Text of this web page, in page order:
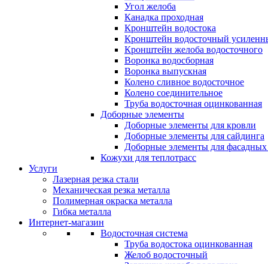
Угол желоба
Канадка проходная
Кронштейн водостока
Кронштейн водосточный
Кронштейн желоба водосточного
Воронка водосборная
Воронка выпускная
Колено сливное водосточное
Колено соединительное
Труба водосточная оцинкованная
Доборные элементы
Доборные элементы для кровли
Доборные элементы для сайдинга
Доборные элементы для фасадных
Кожухи для теплотрасс
Услуги
Лазерная резка стали
Механическая резка металла
Полимерная окраска металла
Гибка металла
Интернет-магазин
Водосточная система
Труба водостока оцинкованная
Желоб водосточный